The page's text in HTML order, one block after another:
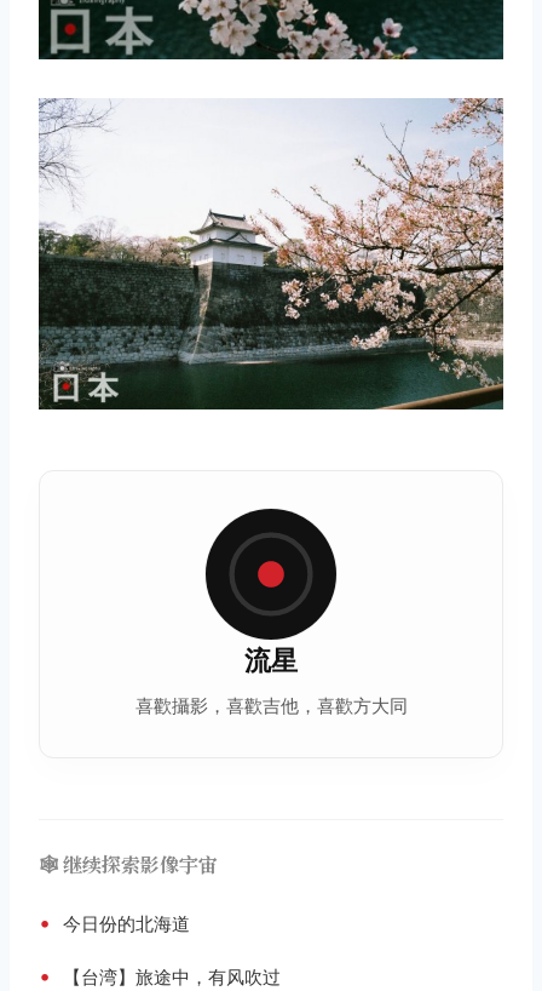
流星
喜歡攝影，喜歡吉他，喜歡方大同
🕸️ 继续探索影像宇宙
• 今日份的北海道
• 【台湾】旅途中，有风吹过